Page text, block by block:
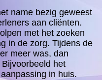
name bezig geweest
aan cliënten.
met het zoeken
in de zorg. Tijdens de
meer was, dan
het
in huis.